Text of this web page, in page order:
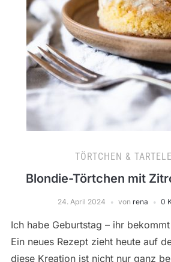
TÖRTCHEN &
Blondie-Törtchen mit
24. April 2024 von rena 0
Ich habe Geburtstag – ihr
Ein neues Rezept zieht heute auf
diese Kreation ist nicht nur ganz